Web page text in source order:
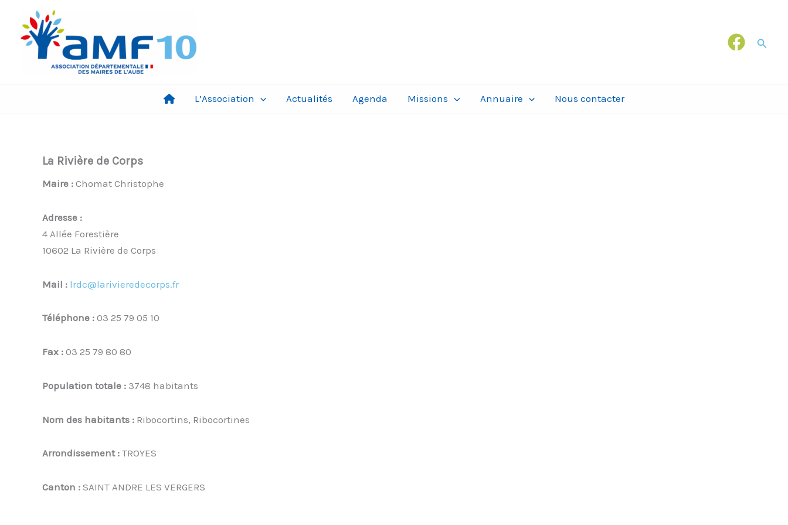
contenu
L’Association Actualités Agenda Missions Annuaire Nous contacter
La Rivière de Corps
Maire : Chomat Christophe
Adresse :
4 Allée Forestière
10602 La Rivière de Corps
Mail : lrdc@larivieredecorps.fr
Téléphone : 03 25 79 05 10
Fax : 03 25 79 80 80
Population totale : 3748 habitants
Nom des habitants : Ribocortins, Ribocortines
Arrondissement : TROYES
Canton : SAINT ANDRE LES VERGERS